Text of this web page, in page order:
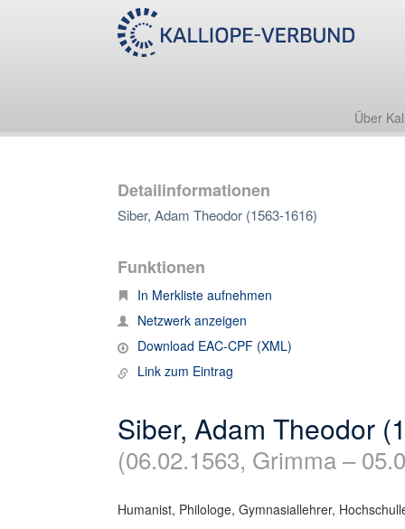
Über
Detailinformationen
Siber, Adam Theodor (1563-1616)
Funktionen
In Merkliste aufnehmen
Netzwerk anzeigen
Download EAC-CPF (XML)
Link zum Eintrag
Siber, Adam Theodor
(06.02.1563, Grimma –
Humanist, Philologe, Gymnasiallehrer,